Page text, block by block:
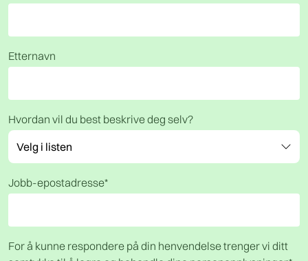
Etternavn
Hvordan vil du best beskrive deg selv?
Jobb-epostadresse*
For å kunne respondere på din henvendelse trenger vi ditt